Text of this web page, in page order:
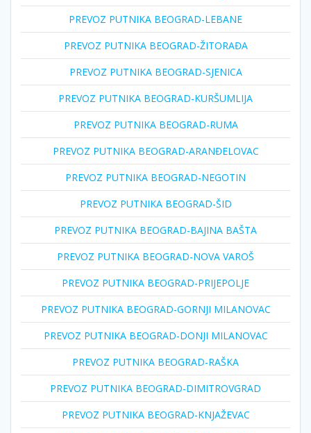
PREVOZ PUTNIKA BEOGRAD-LEBANE
PREVOZ PUTNIKA BEOGRAD-ŽITORAĐA
PREVOZ PUTNIKA BEOGRAD-SJENICA
PREVOZ PUTNIKA BEOGRAD-KURŠUMLIJA
PREVOZ PUTNIKA BEOGRAD-RUMA
PREVOZ PUTNIKA BEOGRAD-ARANĐELOVAC
PREVOZ PUTNIKA BEOGRAD-NEGOTIN
PREVOZ PUTNIKA BEOGRAD-ŠID
PREVOZ PUTNIKA BEOGRAD-BAJINA BAŠTA
PREVOZ PUTNIKA BEOGRAD-NOVA VAROŠ
PREVOZ PUTNIKA BEOGRAD-PRIJEPOLJE
PREVOZ PUTNIKA BEOGRAD-GORNJI MILANOVAC
PREVOZ PUTNIKA BEOGRAD-DONJI MILANOVAC
PREVOZ PUTNIKA BEOGRAD-RAŠKA
PREVOZ PUTNIKA BEOGRAD-DIMITROVGRAD
PREVOZ PUTNIKA BEOGRAD-KNJAŽEVAC